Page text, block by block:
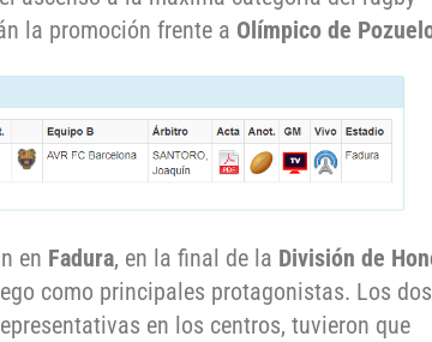
la promoción frente a Olímpico de
en Fadura, en la final de la División de
como principales protagonistas. Los dos
en los centros, tuvieron que